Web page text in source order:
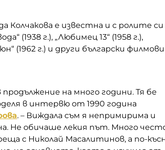
Колчакова е известна и с ролите си
(1938 г.), „Любимец 13“ (1958 г.),
(1962 г.) и други български филмови
на много години. Тя бе
в интервю от 1990 година
. – Виждала съм я непримирима и
Не обичаше лекия път. Много
с Николай Масалитинов, а по-